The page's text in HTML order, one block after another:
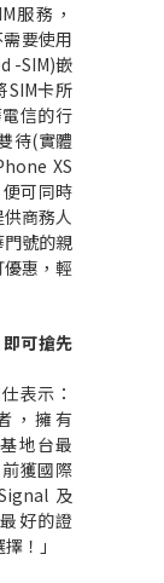
服務，
要使用
-SIM)嵌
SIM卡所
信的行
待(實體
XS
可同時
商務人
號的親
惠，輕
即可搶先
表示：
，擁有
地台最
獲國際
及
好的證
！」